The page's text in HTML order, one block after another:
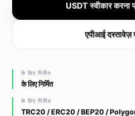
USDT स्वीकार करना
एपीआई दस्तावेज़
के लिए निर्मित
के लिए निर्मित
के लिए निर्मित
TRC20 / ERC20 / BEP20 /